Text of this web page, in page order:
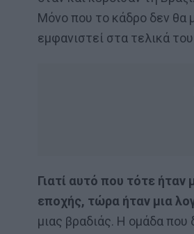
Μόνο που το κάδρο δεν θα
εμφανιστεί στα τελικά
Γιατί αυτό που τότε ήταν
εποχής, τώρα ήταν μια
μιας βραδιάς. Η ομάδα που